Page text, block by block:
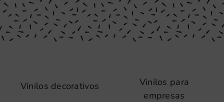
Vinilos decorativos
Vinilos para
empresas